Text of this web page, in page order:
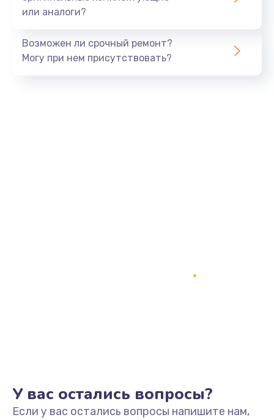
Тюнинг динамиков
Модернизация
или аналоги?
Возможен ли срочный ремонт?
Могу при нем присутствовать?
У вас остались вопросы?
Если у вас остались вопросы напишите нам,